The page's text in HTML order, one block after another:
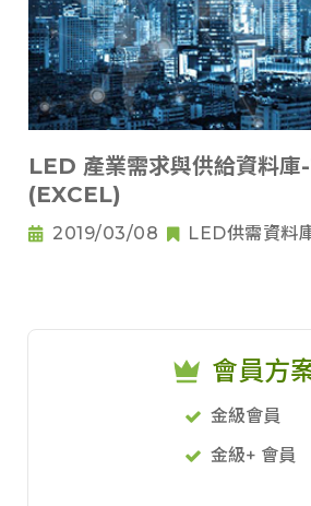
LED 產業需求與供給資料庫
(EXCEL)
2019/03/08 LED供需資料
會員方
金級會員
金級+ 會員